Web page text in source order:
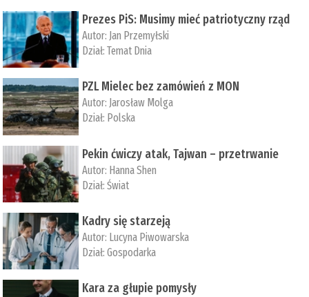
Prezes PiS: Musimy mieć patriotyczny rząd
Autor: Jan Przemyłski
Dział:Temat Dnia
PZL Mielec bez zamówień z MON
Autor: Jarosław Molga
Dział: Polska
Pekin ćwiczy atak, Tajwan – przetrwanie
Autor: ­Hanna Shen
Dział:Świat
Kadry się starzeją
Autor: Lucyna Piwowarska
Dział:Gospodarka
Kara za głupie pomysły